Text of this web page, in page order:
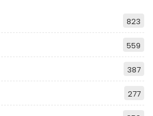
823
559
387
277